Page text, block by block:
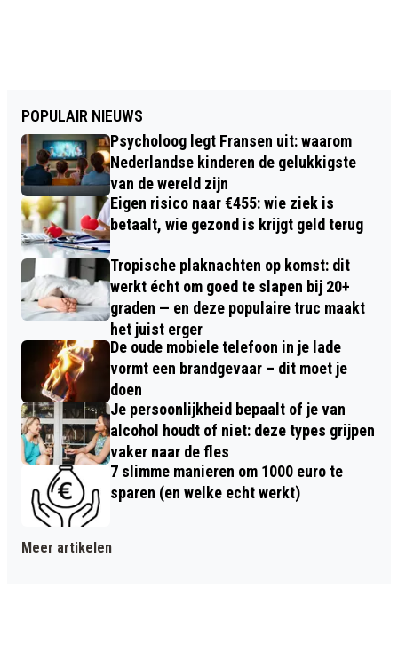
POPULAIR NIEUWS
Psycholoog legt Fransen uit: waarom
Nederlandse kinderen de gelukkigste
van de wereld zijn
Eigen risico naar €455: wie ziek is
betaalt, wie gezond is krijgt geld terug
Tropische plaknachten op komst: dit
werkt écht om goed te slapen bij 20+
graden — en deze populaire truc maakt
het juist erger
De oude mobiele telefoon in je lade
vormt een brandgevaar – dit moet je
doen
Je persoonlijkheid bepaalt of je van
alcohol houdt of niet: deze types grijpen
vaker naar de fles
7 slimme manieren om 1000 euro te
sparen (en welke echt werkt)
Meer artikelen